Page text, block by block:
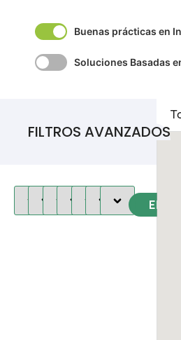
Buenas prácticas en
Soluciones Basadas
FILTROS AVANZADOS